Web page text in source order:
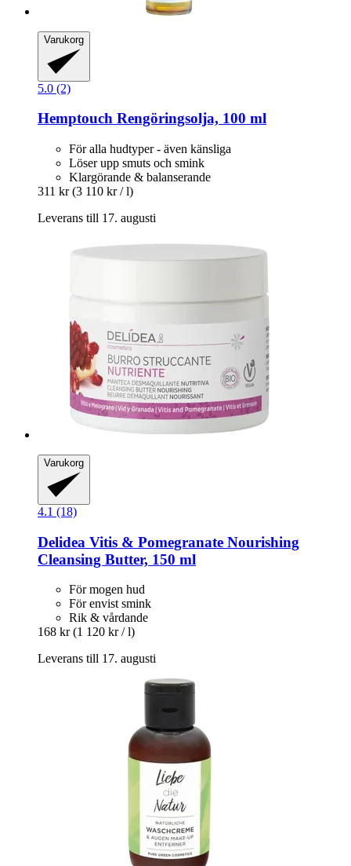
Varukorg
5.0 (2)
Hemptouch Rengöringsolja, 100 ml
För alla hudtyper - även känsliga
Löser upp smuts och smink
Klargörande & balanserande
311 kr (3 110 kr / l)
Leverans till 17. augusti
Varukorg
4.1 (18)
Delidea Vitis & Pomegranate Nourishing
Cleansing Butter, 150 ml
För mogen hud
För envist smink
Rik & vårdande
168 kr (1 120 kr / l)
Leverans till 17. augusti